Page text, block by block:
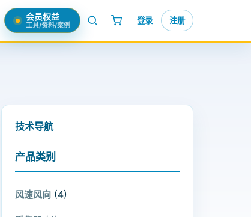
会员权益
工具/资料/案例 登录 注册
技术导航
产品类别
风速风向 (4)